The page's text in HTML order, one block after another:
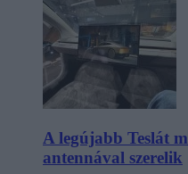
A legújabb Teslát
antennával szerelik